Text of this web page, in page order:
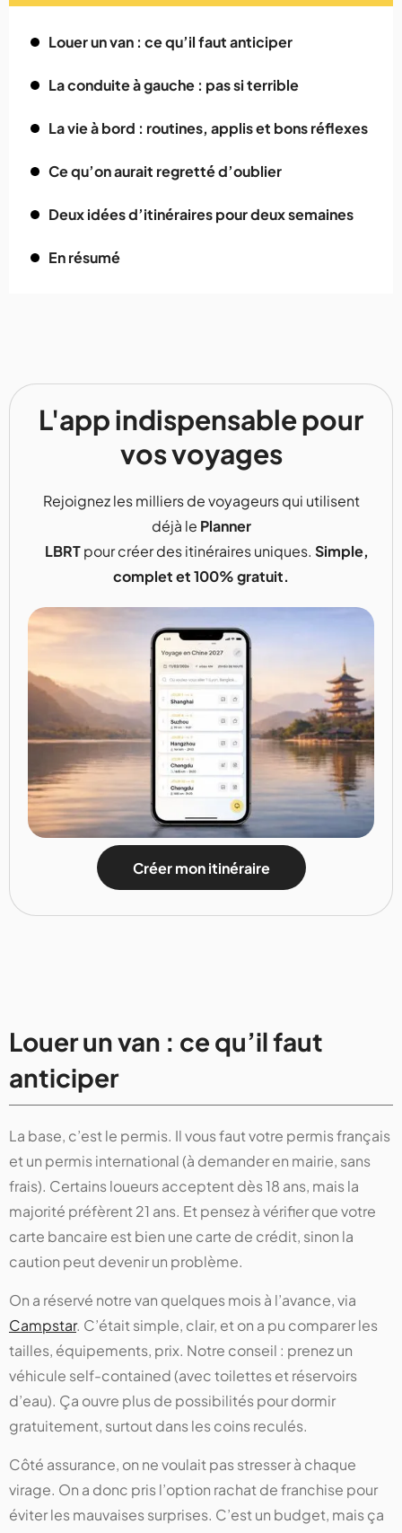
Louer un van : ce qu’il faut anticiper
La conduite à gauche : pas si terrible
La vie à bord : routines, applis et bons réflexes
Ce qu’on aurait regretté d’oublier
Deux idées d’itinéraires pour deux semaines
En résumé
L'app indispensable pour
vos voyages
Rejoignez les milliers de voyageurs qui utilisent
déjà le Planner
LBRTpour créer des itinéraires uniques. Simple,
complet et 100% gratuit.
Créer mon itinéraire
Louer un van : ce qu’il faut
anticiper
La base, c’est le permis. Il vous faut votre permis français
et un permis international (à demander en mairie, sans
frais). Certains loueurs acceptent dès 18 ans, mais la
majorité préfèrent 21 ans. Et pensez à vérifier que votre
carte bancaire est bien une carte de crédit, sinon la
caution peut devenir un problème.
On a réservé notre van quelques mois à l’avance, via
Campstar. C’était simple, clair, et on a pu comparer les
tailles, équipements, prix. Notre conseil : prenez un
véhicule self-contained (avec toilettes et réservoirs
d’eau). Ça ouvre plus de possibilités pour dormir
gratuitement, surtout dans les coins reculés.
Côté assurance, on ne voulait pas stresser à chaque
virage. On a donc pris l’option rachat de franchise pour
éviter les mauvaises surprises. C’est un budget, mais ça